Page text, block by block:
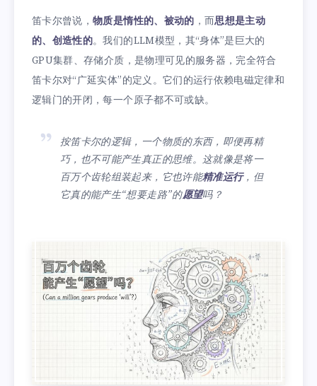
笛卡尔曾说，物质是惰性的、被动的 ，而思想是主动
的、创造性的。我们的LLM模型，其“身体”是巨大的
GPU集群、存储介质，是物理可见的服务器，完全符合
笛卡尔对“广延实体”的定义。它们的运行依赖电磁定律和
逻辑门的开闭，每一个原子都不可或缺。
按笛卡尔的逻辑，一个物质的东西，即便再精
巧，也不可能产生真正的思维。这就像是将一
百万个齿轮组装起来，它也许能精准运行，但
它真的能产生“想要走路”的愿望吗？